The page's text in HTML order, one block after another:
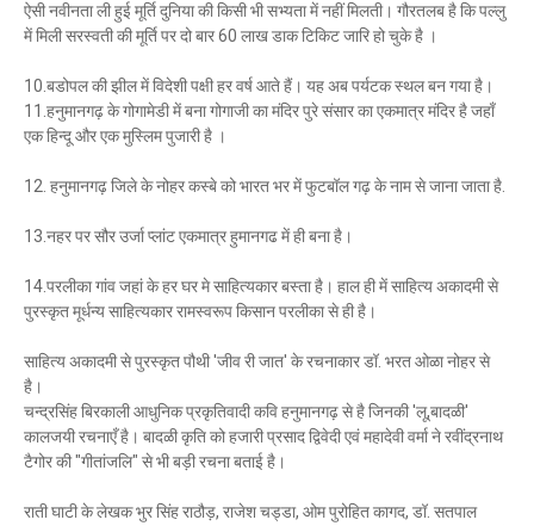
ऐसी नवीनता ली हुई मूर्ति दुनिया की किसी भी सभ्यता में नहीं मिलती। गौरतलब है कि पल्लु
में मिली सरस्वती की मूर्ति पर दो बार 60 लाख डाक टिकिट जारि हो चुके है ।
10.बडोपल की झील में विदेशी पक्षी हर वर्ष आते हैं। यह अब पर्यटक स्थल बन गया है।
11.हनुमानगढ़ के गोगामेडी में बना गोगाजी का मंदिर पुरे संसार का एकमात्र मंदिर है जहाँ
एक हिन्दू और एक मुस्लिम पुजारी है ।
12. हनुमानगढ़ जिले के नोहर कस्बे को भारत भर में फुटबॉल गढ़ के नाम से जाना जाता है.
13.नहर पर सौर उर्जा प्लांट एकमात्र हुमानगढ में ही बना है।
14.परलीका गांव जहां के हर घर मे साहित्यकार बस्ता है। हाल ही में साहित्य अकादमी से
पुरस्कृत मूर्धन्य साहित्यकार रामस्वरूप किसान परलीका से ही है।
साहित्य अकादमी से पुरस्कृत पौथी 'जीव री जात' के रचनाकार डॉ. भरत ओळा नोहर से
है।
चन्द्रसिंह बिरकाली आधुनिक प्रकृतिवादी कवि हनुमानगढ़ से है जिनकी 'लू,बादळी'
कालजयी रचनाएँ है। बादळी कृति को हजारी प्रसाद द्विवेदी एवं महादेवी वर्मा ने रवींद्रनाथ
टैगोर की "गीतांजलि" से भी बड़ी रचना बताई है।
राती घाटी के लेखक भुर सिंह राठौड़, राजेश चड्डा, ओम पुरोहित कागद, डॉ. सतपाल